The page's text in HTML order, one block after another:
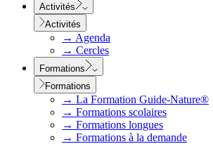
Activités
Activités
→ Agenda
→ Cercles
Formations
Formations
→ La Formation Guide-Nature®
→ Formations scolaires
→ Formations longues
→ Formations à la demande